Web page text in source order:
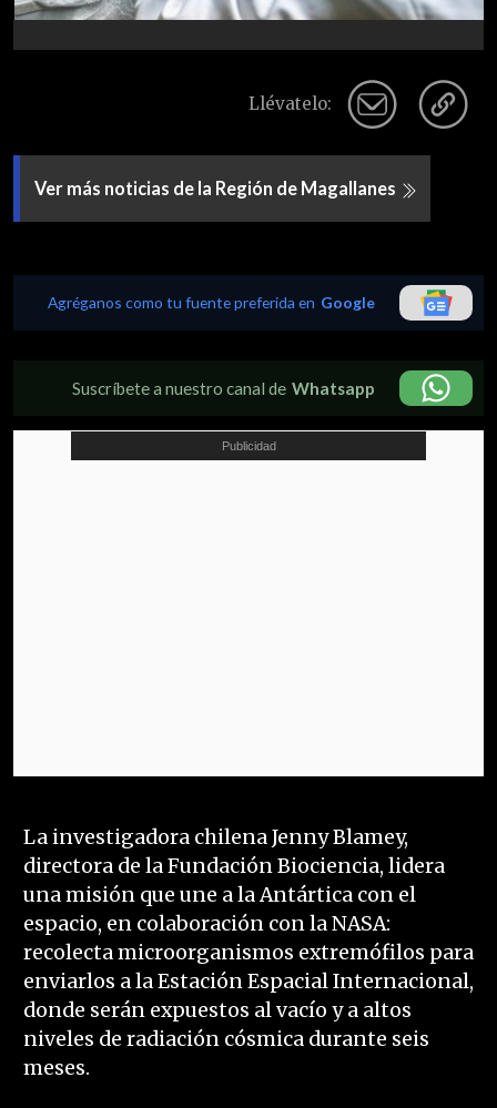
Llévatelo:
Ver más noticias de la Región de Magallanes
Agréganos como tu fuente preferida en Google
Suscríbete a nuestro canal de Whatsapp
La investigadora chilena Jenny Blamey,
directora de la Fundación Biociencia, lidera
una misión que une a la Antártica con el
espacio, en colaboración con la NASA:
recolecta microorganismos extremófilos para
enviarlos a la Estación Espacial Internacional,
donde serán expuestos al vacío y a altos
niveles de radiación cósmica durante seis
meses.